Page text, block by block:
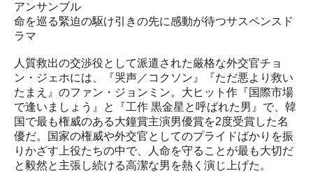
アンサンブル
命を巡る緊迫の駆け引きの先に感動が待つサスペンスド
ラマ
人質救出の交渉役として派遣された厳格な外交官チョ
ン・ジェホには、『哭声／コクソン』『ただ悪より救い
たまえ』のファン・ジョンミン。大ヒット作『国際市場
で逢いましょう』と『工作 黒金星と呼ばれた男』で、韓
国で最も権威のある大鐘賞主演男優賞を2度受賞した名
優だ。国家の権威や外交官としてのプライドばかりを振
りかざす上役たちの中で、人命を守ることが最も大切だ
と毅然と主張し続ける高潔な男を熱く演じ上げた。